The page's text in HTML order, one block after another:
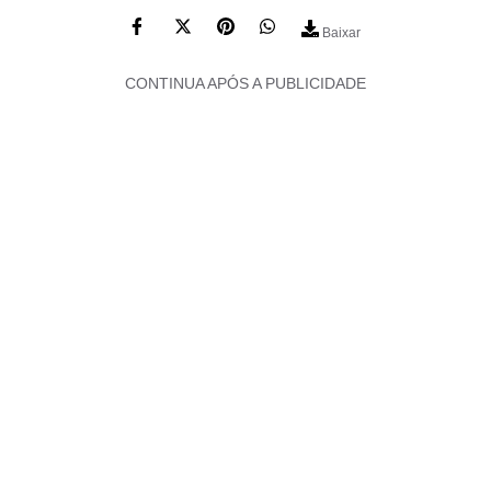
Baixar
CONTINUA APÓS A PUBLICIDADE